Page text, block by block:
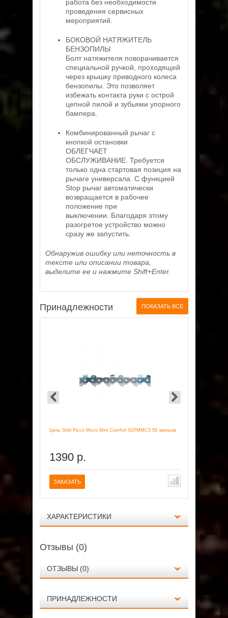
работа без необходимости
проведения сервисных
мероприятий.
БОКОВОЙ НАТЯЖИТЕЛЬ
БЕНЗОПИЛЫ
Болт натяжителя поворачивается
специальной ручкой, проходящей
через крышку приводного колеса
бензопилы. Это позволяет
избежать контакта руки с острой
цепной пилой и зубьями упорного
бампера.
Комбинированный рычаг с
кнопкой остановки
ОБЛЕГЧАЕТ
ОБСЛУЖИВАНИЕ. Требуется
только одна стартовая позиция на
рычаге универсала. С функцией
Stop рычаг автоматически
возвращается в рабочее
положение при
выключении. Благодаря этому
разогретое устройство можно
сразу же запустить.
Обнаружив ошибку или неточность в
тексте или описании товара,
выделите ее и нажмите Shift+Enter.
Принадлежности ПОКАЗАТЬ ВСЕ
Цепь Stihl Picco Micro Mini Comfort 61PMMC3 50 звеньев
1390 р.
ЗАКАЗАТЬ В сравнение
ХАРАКТЕРИСТИКИ
Характеристики
Отзывы (0)
ОТЗЫВЫ (0)
ПРИНАДЛЕЖНОСТИ